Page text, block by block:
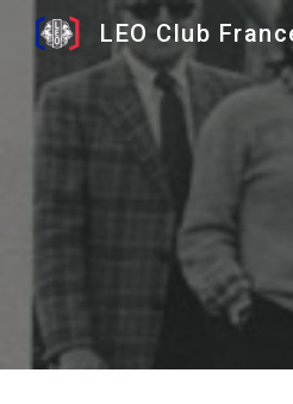
LEO Club